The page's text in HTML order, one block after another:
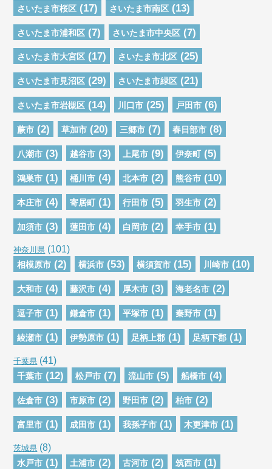
さいたま市桜区 (17) さいたま市南区 (13)
さいたま市浦和区 (7) さいたま市中央区 (7)
さいたま市大宮区 (17) さいたま市北区 (25)
さいたま市見沼区 (29) さいたま市緑区 (21)
さいたま市岩槻区 (14) 川口市 (25) 戸田市 (6)
蕨市 (2) 草加市 (20) 三郷市 (7) 春日部市 (8)
八潮市 (3) 越谷市 (3) 上尾市 (9) 伊奈町 (5)
鴻巣市 (1) 桶川市 (4) 北本市 (2) 熊谷市 (10)
本庄市 (4) 寄居町 (1) 行田市 (5) 羽生市 (2)
加須市 (3) 蓮田市 (4) 白岡市 (2) 幸手市 (1)
神奈川県 (101)
相模原市 (2) 横浜市 (53) 横須賀市 (15) 川崎市 (10)
大和市 (4) 藤沢市 (4) 厚木市 (3) 海老名市 (2)
逗子市 (1) 鎌倉市 (1) 平塚市 (1) 秦野市 (1)
綾瀬市 (1) 伊勢原市 (1) 足柄上郡 (1) 足柄下郡 (1)
千葉県 (41)
千葉市 (12) 松戸市 (7) 流山市 (5) 船橋市 (4)
佐倉市 (3) 市原市 (2) 野田市 (2) 柏市 (2)
富里市 (1) 成田市 (1) 我孫子市 (1) 木更津市 (1)
茨城県 (8)
水戸市 (1) 土浦市 (2) 古河市 (2) 筑西市 (1)